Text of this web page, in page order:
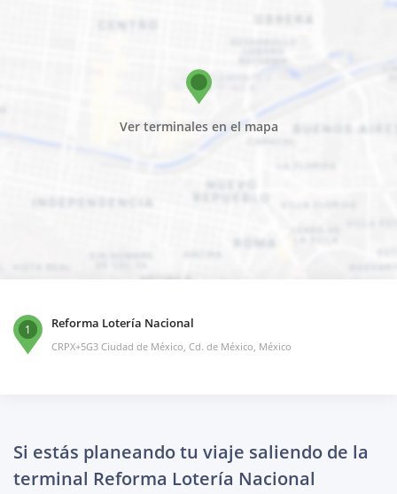
Ver terminales en el mapa
1 Reforma Lotería Nacional
CRPX+5G3 Ciudad de México, Cd. de México, México
Si estás planeando tu viaje saliendo de la
terminal Reforma Lotería Nacional